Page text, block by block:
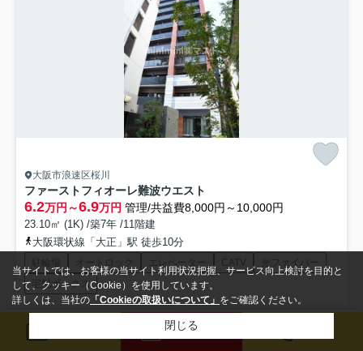
大阪市浪速区桜川
ファーストフィオーレ難波ウエスト
6.2万円～6.9万円 管理/共益費8,000円～10,000円
23.10㎡ (1K) /築7年 /11階建
大阪環状線「大正」駅 徒歩10分
駐輪場 オートロック エレベーター CATV
光ファイバー
宅配ボックス
新着物件！人気の間取り空き予定出ました！まずはご連絡下さい！
来店予約
当サイトでは、お客様の当サイト利用状況把握、サービス向上検討を目的と
して、クッキー（Cookie）を使用しています。
詳しくは、当社の 「Cookieの取扱いについて」 をご確認ください。
閉じる